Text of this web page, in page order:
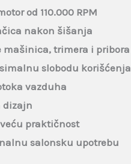
od 110.000 RPM
nakon šišanja
mašinica, trimera i pribora
slobodu korišćenja
vazduha
dizajn
praktičnost
salonsku upotrebu